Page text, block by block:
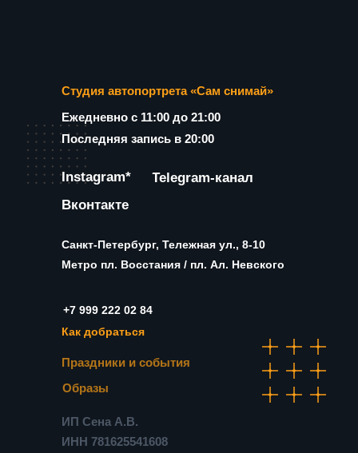
Ежедневно с 11:00 до 21:00
Последняя запись в 20:00
Telegram-канал
Instagram*
Студия автопортрета «Сам снимай»
ИП Сена А.В.
ИНН 781625541608
Как добраться
Вконтакте
Санкт-Петербург, Тележная ул., 8-10
Метро пл. Восстания / пл. Ал. Невского
+7 999 222 02 84
Образы
Праздники и события